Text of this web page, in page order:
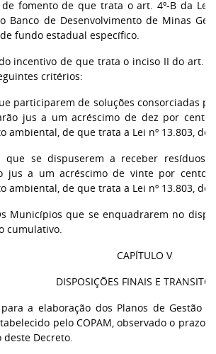
fomento de que trata o art. 4º-B da Lei
Banco de Desenvolvimento de Minas
fundo estadual específico.
incentivo de que trata o inciso II do art.
critérios:
participarem de soluções consorciadas
jus a um acréscimo de dez por cento
ambiental, de que trata a Lei nº 13.803, de
se dispuserem a receber resíduos
jus a um acréscimo de vinte por cento
ambiental, de que trata a Lei nº 13.803, de
Municípios que se enquadrarem no
cumulativo.
CAPÍTULO V
DISPOSIÇÕES FINAIS E
a elaboração dos Planos de Gestão
pelo COPAM, observado o prazo
Decreto.